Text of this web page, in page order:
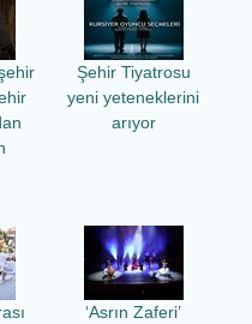
Şehir Tiyatrosu
yeni yeteneklerini
arıyor
‘Asrın Zaferi’